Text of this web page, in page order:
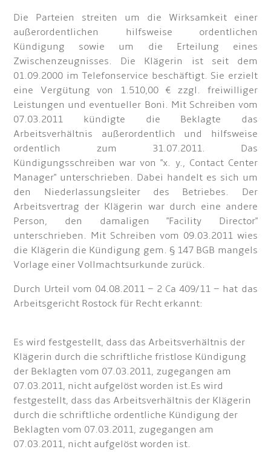
Die Parteien streiten um die Wirksamkeit einer
außerordentlichen hilfsweise ordentlichen
Kündigung sowie um die Erteilung eines
Zwischenzeugnisses. Die Klägerin ist seit dem
01.09.2000 im Telefonservice beschäftigt. Sie erzielt
eine Vergütung von 1.510,00 € zzgl. freiwilliger
Leistungen und eventueller Boni. Mit Schreiben vom
07.03.2011 kündigte die Beklagte das
Arbeitsverhältnis außerordentlich und hilfsweise
ordentlich zum 31.07.2011. Das
Kündigungsschreiben war von "x. y., Contact Center
Manager" unterschrieben. Dabei handelt es sich um
den Niederlassungsleiter des Betriebes. Der
Arbeitsvertrag der Klägerin war durch eine andere
Person, den damaligen "Facility Director"
unterschrieben. Mit Schreiben vom 09.03.2011 wies
die Klägerin die Kündigung gem. § 147 BGB mangels
Vorlage einer Vollmachtsurkunde zurück.
Durch Urteil vom 04.08.2011 – 2 Ca 409/11 – hat das
Arbeitsgericht Rostock für Recht erkannt:
Es wird festgestellt, dass das Arbeitsverhältnis der
Klägerin durch die schriftliche fristlose Kündigung
der Beklagten vom 07.03.2011, zugegangen am
07.03.2011, nicht aufgelöst worden ist.Es wird
festgestellt, dass das Arbeitsverhältnis der Klägerin
durch die schriftliche ordentliche Kündigung der
Beklagten vom 07.03.2011, zugegangen am
07.03.2011, nicht aufgelöst worden ist.